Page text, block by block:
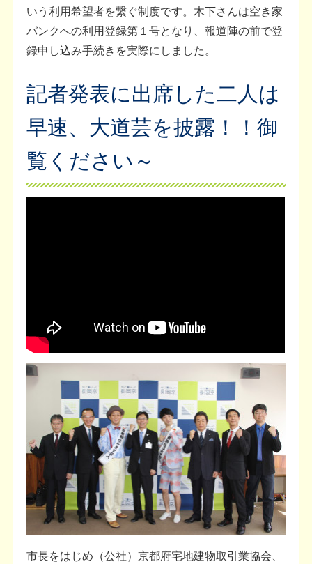
いう利用希望者を繋ぐ制度です。木下さんは空き家
バンクへの利用登録第１号となり、報道陣の前で登
録申し込み手続きを実際にしました。
記者発表に出席した二人は
早速、大道芸を披露！！御
覧ください～
市長をはじめ（公社）京都府宅地建物取引業協会、